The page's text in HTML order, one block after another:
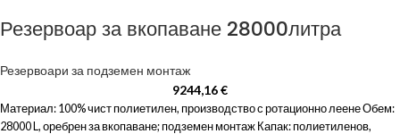
Резервоар за вкопаване 28000литра
Резервоари за подземен монтаж
9244,16€
Материал: 100% чист полиетилен, производство с ротационно леене Обем:
28000 L, оребрен за вкопаване; подземен монтаж Капак: полиетиленов,